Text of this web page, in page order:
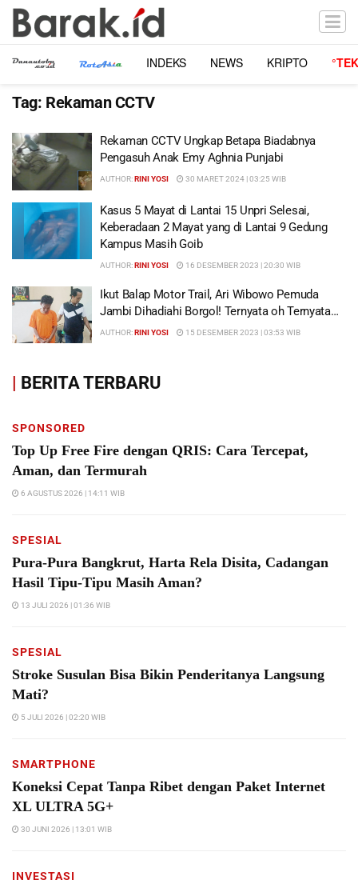
INDEKS NEWS KRIPTO
Tag: Rekaman CCTV
Rekaman CCTV Ungkap Betapa Biadabnya
Pengasuh Anak Emy Aghnia Punjabi
AUTHOR:RINI YOSI 30 MARET 2024 | 03:25 WIB
Kasus 5 Mayat di Lantai 15 Unpri Selesai,
Keberadaan 2 Mayat yang di Lantai 9 Gedung
Kampus Masih Goib
AUTHOR:RINI YOSI 16 DESEMBER 2023 | 20:30 WIB
Ikut Balap Motor Trail, Ari Wibowo Pemuda
Jambi Dihadiahi Borgol! Ternyata oh Ternyata…
AUTHOR:RINI YOSI 15 DESEMBER 2023 | 03:53 WIB
| BERITA TERBARU
SPONSORED
Top Up Free Fire dengan QRIS: Cara Tercepat,
Aman, dan Termurah
6 AGUSTUS 2026 | 14:11 WIB
SPESIAL
Pura-Pura Bangkrut, Harta Rela Disita, Cadangan
Hasil Tipu-Tipu Masih Aman?
13 JULI 2026 | 01:36 WIB
SPESIAL
Stroke Susulan Bisa Bikin Penderitanya Langsung
Mati?
5 JULI 2026 | 02:20 WIB
SMARTPHONE
Koneksi Cepat Tanpa Ribet dengan Paket Internet
XL ULTRA 5G+
30 JUNI 2026 | 13:01 WIB
INVESTASI